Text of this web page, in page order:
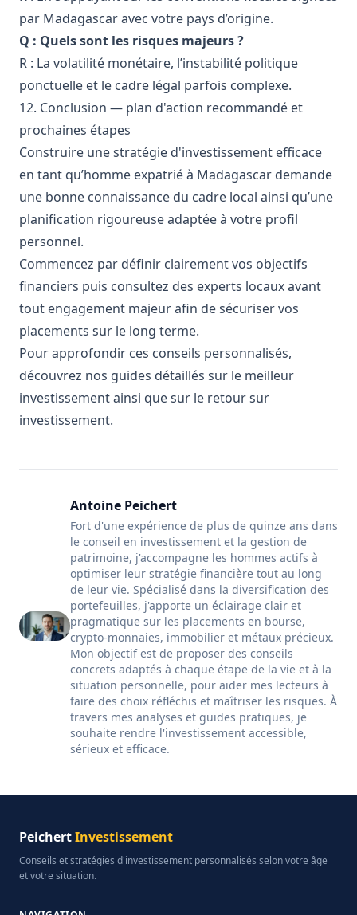
par Madagascar avec votre pays d’origine.
Q : Quels sont les risques majeurs ?
R : La volatilité monétaire, l’instabilité politique
ponctuelle et le cadre légal parfois complexe.
12. Conclusion — plan d'action recommandé et
prochaines étapes
Construire une stratégie d'investissement efficace
en tant qu’homme expatrié à Madagascar demande
une bonne connaissance du cadre local ainsi qu’une
planification rigoureuse adaptée à votre profil
personnel.
Commencez par définir clairement vos objectifs
financiers puis consultez des experts locaux avant
tout engagement majeur afin de sécuriser vos
placements sur le long terme.
Pour approfondir ces conseils personnalisés,
découvrez nos guides détaillés sur le meilleur
investissementainsi que sur le retour sur
investissement.
Antoine Peichert
Fort d'une expérience de plus de quinze ans dans
le conseil en investissement et la gestion de
patrimoine, j'accompagne les hommes actifs à
optimiser leur stratégie financière tout au long
de leur vie. Spécialisé dans la diversification des
portefeuilles, j'apporte un éclairage clair et
pragmatique sur les placements en bourse,
crypto-monnaies, immobilier et métaux précieux.
Mon objectif est de proposer des conseils
concrets adaptés à chaque étape de la vie et à la
situation personnelle, pour aider mes lecteurs à
faire des choix réfléchis et maîtriser les risques. À
travers mes analyses et guides pratiques, je
souhaite rendre l'investissement accessible,
sérieux et efficace.
PeichertInvestissement
Conseils et stratégies d'investissement personnalisés selon votre âge
et votre situation.